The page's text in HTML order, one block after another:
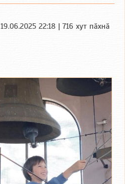
19.06.2025 22:18 | 716 хут пӑхнӑ